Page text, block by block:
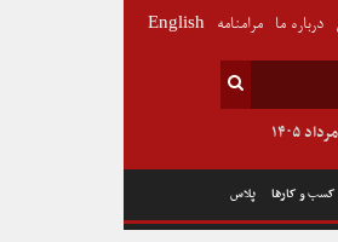
کسب و کارها پلاس
درباره ما مرامنامه English